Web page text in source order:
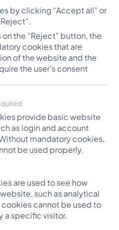
gadā Liepājā. 1944.
devās bēgļu
tika iesaukti leģionā,
Sudetijā, kur 14
strādnieku fabrikā.
Padomju
ar vecākiem laimējās
Bēgļu nometnē Juris
ģimnāziju. […]
by clicking “Accept all” or
the “Reject” button, the
cookies that are
of the website and the
the user’s consent
provide basic website
as login and account
mandatory cookies,
be used properly.
are used to see how
such as analytical
cookies cannot be used to
a specific visitor.